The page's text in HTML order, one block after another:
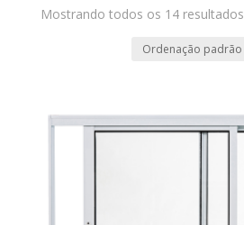
Mostrando todos os 14 resultados